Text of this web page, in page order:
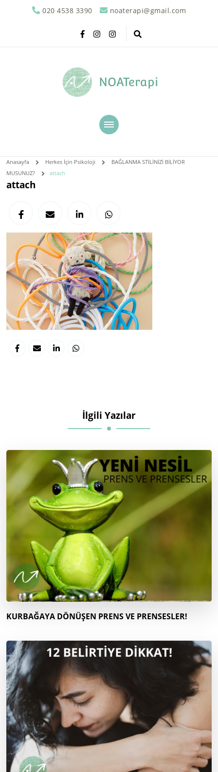
020 4538 3390 noaterapi@gmail.com
NOATerapi
Anasayfa Herkes İçin Psikoloji
BAĞLANMA STİLİNİZİ BİLİYOR
MUSUNUZ?
attach
attach
İlgili Yazılar
KURBAĞAYA DÖNÜŞEN PRENS VE PRENSESLER!